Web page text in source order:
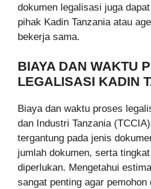
dokumen legalisasi juga
pihak Kadin Tanzania atau
bekerja sama.
BIAYA DAN WAKTU
LEGALISASI KADIN
Biaya dan waktu proses
dan Industri Tanzania
tergantung pada jenis
jumlah dokumen, serta
diperlukan. Mengetahui
sangat penting agar pemohon